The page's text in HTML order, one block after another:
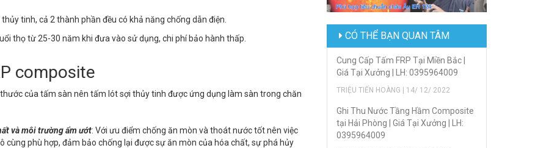
tinh, cả 2 thành phần đều có khả năng chống dẫn điện.
thọ từ 25-30 năm khi đưa vào sử dụng, chi phí bảo hành thấp.
composite
thước của tấm sàn nên tấm lót sợi thủy tinh được ứng dụng làm sàn trong chăn
và môi trường ẩm ướt: Với ưu điểm chống ăn mòn và thoát nước tốt nên việc
phù hợp, đảm bảo chống lại được sự ăn mòn của hóa chất, sự phá hủy
CÓ THỂ BẠN QUAN TÂM
Cung Cấp Tấm FRP Tại Miền Bắc |
Giá Tại Xưởng | LH: 0395964009
TRIỆU TIẾN HOÀNG | 14/ 12/ 2022
Ghi Thu Nước Tầng Hầm Composite
tại Hải Phòng | Giá Tại Xưởng | LH:
0395964009